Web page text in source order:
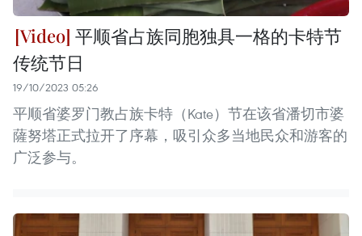
平顺省占族同胞独具一格的卡特节
传统节日
19/10/2023 05:26
平顺省婆罗门教占族卡特（Kate）节在该省潘切市婆
薩努塔正式拉开了序幕，吸引众多当地民众和游客的
广泛参与。